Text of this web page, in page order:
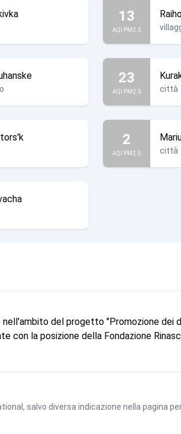
13
AQI PM2.5
23
AQI PM2.5 città
2
AQI PM2.5 città
del progetto "Promozione dei
con la posizione della Fondazione
, salvo diversa indicazione nella pagina